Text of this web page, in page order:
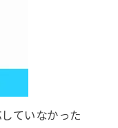
ていなかった